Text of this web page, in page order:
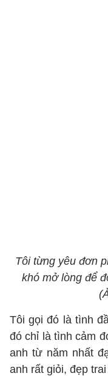
Tôi từng yêu đơn
khó mở lòng để
Tôi gọi đó là tình
đó chỉ là tình cảm
anh từ năm nhất
anh rất giỏi, đẹp